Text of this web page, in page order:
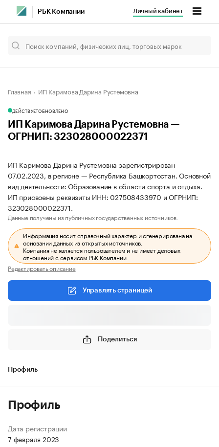
РБК Компании Личный кабинет
Главная ИП Каримова Дарина Рустемовна
ДЕЙСТВУЕТОБНОВЛЕНО
ИП Каримова Дарина Рустемовна —
ОГРНИП: 323028000022371
ИП Каримова Дарина Рустемовна зарегистрирован
07.02.2023, в регионе — Республика Башкортостан. Основной
вид деятельности: Образование в области спорта и отдыха.
ИП присвоены реквизиты ИНН: 027508433970 и ОГРНИП:
323028000022371.
Данные получены из публичных государственных источников.
Информация носит справочный характер и сгенерирована на
основании данных из открытых источников.
Компания не является пользователем и не имеет деловых
отношений с сервисом РБК Компании.
Редактировать описание
Управлять страницей
Поделиться
Профиль
Профиль
Дата регистрации
7 февраля 2023